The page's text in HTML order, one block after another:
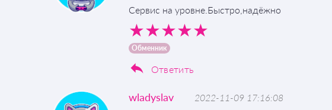
Сервис на уровне.Быстро,надёжно
Обменник
Ответить
wladyslav 2022-11-09 17:16:08